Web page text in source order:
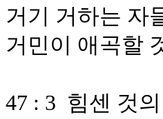
거기 거하는 자
거민이 애곡할
47 : 3 힘센 것